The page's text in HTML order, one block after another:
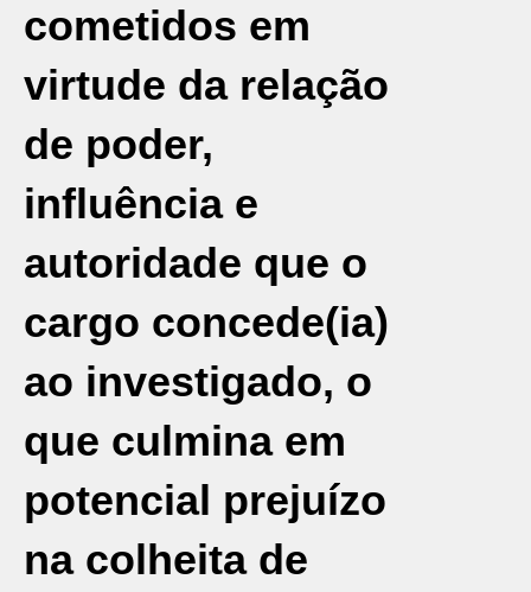
cometidos em
virtude da relação
de poder,
influência e
autoridade que o
cargo concede(ia)
ao investigado, o
que culmina em
potencial prejuízo
na colheita de